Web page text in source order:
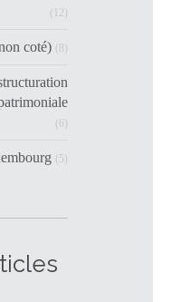
(12)
coté) (8)
(6)
(5)